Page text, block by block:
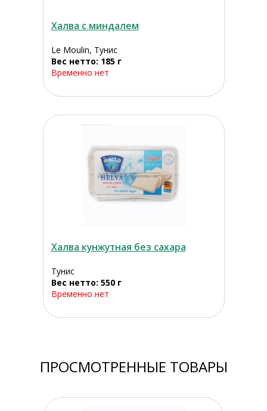
Халва с миндалем
Le Moulin, Тунис
Вес нетто: 185 г
Временно нет
Халва кунжутная без сахара
Тунис
Вес нетто: 550 г
Временно нет
ПРОСМОТРЕННЫЕ ТОВАРЫ